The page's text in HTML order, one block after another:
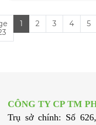
1 2 3 4 5
CÔNG TY CP TM
Trụ sở chính: Số